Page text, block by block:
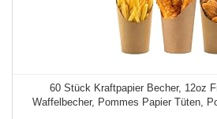
60 Stück Kraftpapier Becher, 12oz
Waffelbecher, Pommes Papier Tüten,